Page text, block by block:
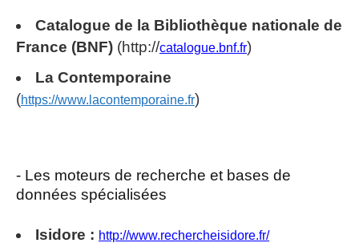
Catalogue de la Bibliothèque nationale de
France (BNF) (http://catalogue.bnf.fr)
La Contemporaine
(https://www.lacontemporaine.fr)
- Les moteurs de recherche et bases de
données spécialisées
Isidore : http://www.rechercheisidore.fr/